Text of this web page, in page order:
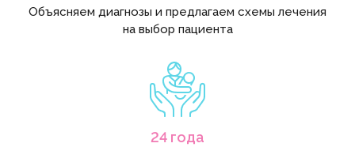
Объясняем диагнозы и предлагаем схемы лечения
на выбор пациента
24 года